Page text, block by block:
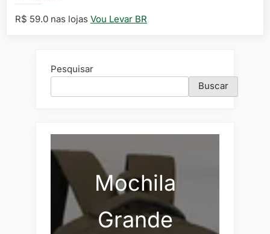
R$ 59.0 nas lojas Vou Levar BR
Pesquisar
Buscar
Mochila
Grande